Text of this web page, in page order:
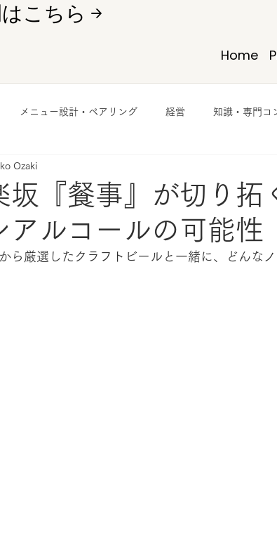
こちら →
Home
メニュー設計・ペアリング 経営 知識・専門コ
坂『餐事』が切り拓
アルコールの可能性
Ozaki
ら厳選したクラフトビールと一緒に、どんな